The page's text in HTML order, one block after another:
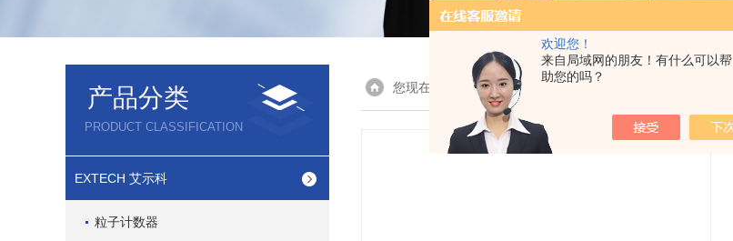
欢迎您！
来自局域网的朋友！有什么可以帮
助您的吗？
产品分类
PRODUCT CLASSIFICATION
EXTECH 艾示科
粒子计数器
您现在的位置：首页> 产品展示 > EXTECH 艾示科